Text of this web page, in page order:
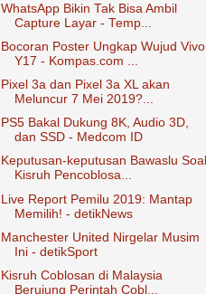
WhatsApp Bikin Tak Bisa Ambil
Capture Layar - Temp...
Bocoran Poster Ungkap Wujud Vivo
Y17 - Kompas.com ...
Pixel 3a dan Pixel 3a XL akan
Meluncur 7 Mei 2019?...
PS5 Bakal Dukung 8K, Audio 3D,
dan SSD - Medcom ID
Keputusan-keputusan Bawaslu Soal
Kisruh Pencoblosa...
Live Report Pemilu 2019: Mantap
Memilih! - detikNews
Manchester United Nirgelar Musim
Ini - detikSport
Kisruh Coblosan di Malaysia
Berujung Perintah Cobl...